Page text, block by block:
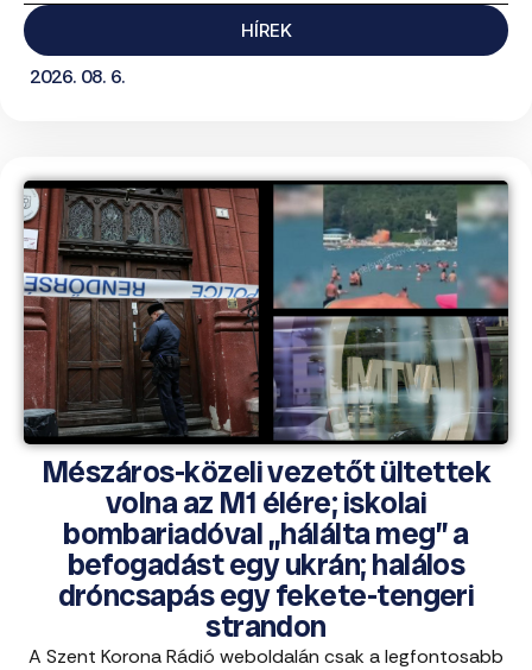
HÍREK
2026. 08. 6.
Mészáros-közeli vezetőt ültettek
volna az M1 élére; iskolai
bombariadóval „hálálta meg” a
befogadást egy ukrán; halálos
dróncsapás egy fekete-tengeri
strandon
A Szent Korona Rádió weboldalán csak a legfontosabb